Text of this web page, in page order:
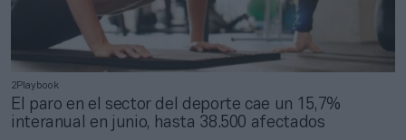
2Playbook
El paro en el sector del deporte cae un 15,7%
interanual en junio, hasta 38.500 afectados